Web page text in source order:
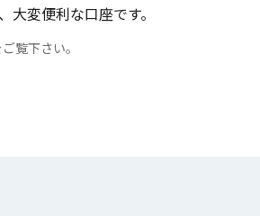
変便利な口座です。
覧下さい。